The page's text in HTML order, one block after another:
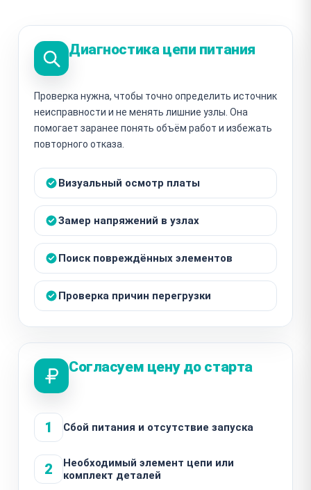
Диагностика цепи питания
Проверка нужна, чтобы точно определить источник
неисправности и не менять лишние узлы. Она
помогает заранее понять объём работ и избежать
повторного отказа.
Визуальный осмотр платы
Замер напряжений в узлах
Поиск повреждённых элементов
Проверка причин перегрузки
Согласуем цену до старта
1 Сбой питания и отсутствие запуска
2
Необходимый элемент цепи или
комплект деталей